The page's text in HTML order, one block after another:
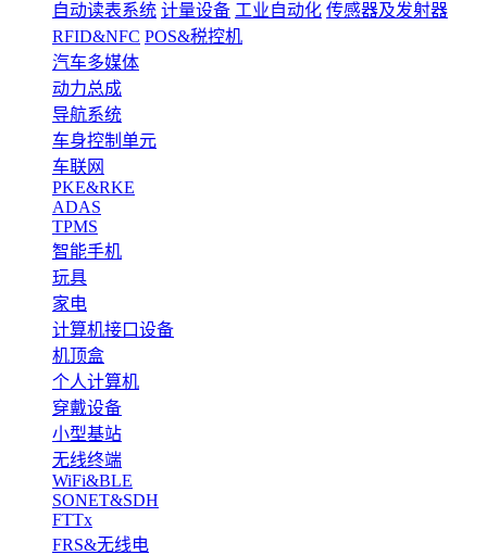
自动读表系统 计量设备 工业自动化 传感器及发射器
RFID&NFC POS&税控机
汽车多媒体
动力总成
导航系统
车身控制单元
车联网
PKE&RKE
ADAS
TPMS
智能手机
玩具
家电
计算机接口设备
机顶盒
个人计算机
穿戴设备
小型基站
无线终端
WiFi&BLE
SONET&SDH
FTTx
FRS&无线电